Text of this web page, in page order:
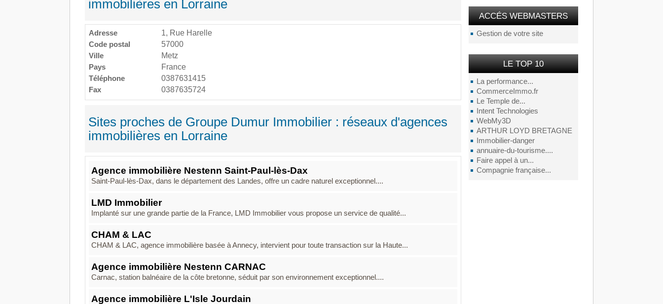
ACCÉS WEBMASTERS
Gestion de votre site
LE TOP 10
La performance...
CommerceImmo.fr
Le Temple de...
Intent Technologies
WebMy3D
ARTHUR LOYD BRETAGNE
Immobilier-danger
annuaire-du-tourisme....
Faire appel à un...
Compagnie française...
immobilières en Lorraine
Adresse
1, Rue Harelle
Code postal
57000
Ville
Metz
Pays
France
Téléphone
0387631415
Fax
0387635724
Sites proches de Groupe Dumur Immobilier : réseaux d'agences
immobilières en Lorraine
Agence immobilière Nestenn Saint-Paul-lès-Dax
Saint-Paul-lès-Dax, dans le département des Landes, offre un cadre naturel exceptionnel....
LMD Immobilier
Implanté sur une grande partie de la France, LMD Immobilier vous propose un service de qualité...
CHAM & LAC
CHAM & LAC, agence immobilière basée à Annecy, intervient pour toute transaction sur la Haute...
Agence immobilière Nestenn CARNAC
Carnac, station balnéaire de la côte bretonne, séduit par son environnement exceptionnel....
Agence immobilière L'Isle Jourdain